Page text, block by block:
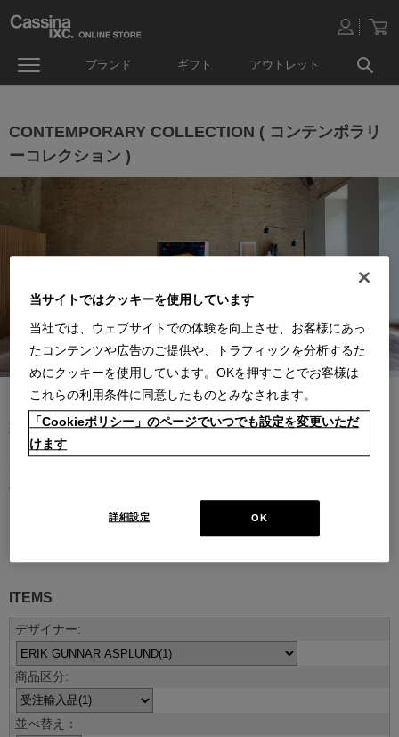
ブランド ギフト アウトレット
CONTEMPORARY COLLECTION ( コンテンポラリ
ーコレクション )
現代を代表する建築家やデザイナーとのコラボレーションによるコ
レクション。
材のクオリティがなければ、決して実現しないラインナップです。
デザイナー紹介を見る
ITEMS
並べ替え：
当サイトではクッキーを使用しています
当社では、ウェブサイトでの体験を向上させ、お客様にあっ
たコンテンツや広告のご提供や、トラフィックを分析するた
めにクッキーを使用しています。OKを押すことでお客様は
これらの利用条件に同意したものとみなされます。
「Cookieポリシー」のページでいつでも設定を変更いただ
けます
OK
詳細設定